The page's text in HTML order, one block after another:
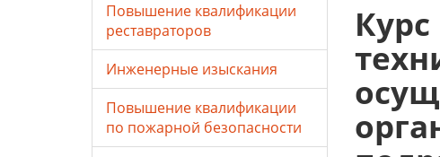
Повышение квалификации
реставраторов
Инженерные изыскания
Повышение квалификации
по пожарной безопасности